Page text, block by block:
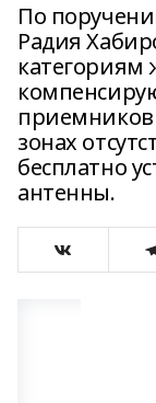
По
Радия
категориям
приемников
зонах
бесплатно
антенны.